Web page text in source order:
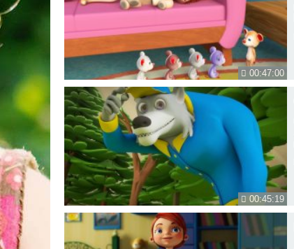
00:47:00
00:45:19